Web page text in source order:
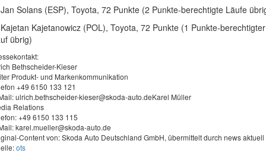
Solans (ESP), Toyota, 72 Punkte (2 Punkte-berechtigte Läufe
Kajetanowicz (POL), Toyota, 72 Punkte (1 Punkte-berechtigter
übrig)
Bethscheider-Kieser
Produkt- und Markenkommunikation
+49 6150 133 121
ulrich.bethscheider-kieser@skoda-auto.deKarel Müller
Relations
+49 6150 133 115
karel.mueller@skoda-auto.de
Content von: Skoda Auto Deutschland GmbH, übermittelt durch news aktuell
ots